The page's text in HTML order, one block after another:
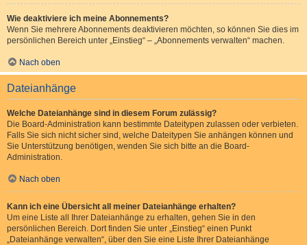
Wie deaktiviere ich meine Abonnements?
Wenn Sie mehrere Abonnements deaktivieren möchten, so können Sie dies im
persönlichen Bereich unter „Einstieg“ – „Abonnements verwalten“ machen.
Nach oben
Dateianhänge
Welche Dateianhänge sind in diesem Forum zulässig?
Die Board-Administration kann bestimmte Dateitypen zulassen oder verbieten.
Falls Sie sich nicht sicher sind, welche Dateitypen Sie anhängen können und
Sie Unterstützung benötigen, wenden Sie sich bitte an die Board-
Administration.
Nach oben
Kann ich eine Übersicht all meiner Dateianhänge erhalten?
Um eine Liste all Ihrer Dateianhänge zu erhalten, gehen Sie in den
persönlichen Bereich. Dort finden Sie unter „Einstieg“ einen Punkt
„Dateianhänge verwalten“, über den Sie eine Liste Ihrer Dateianhänge